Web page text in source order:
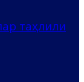
таҳлили